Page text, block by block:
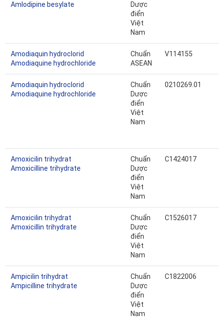
Amlodipine besylate
Dược
điển
Việt
Nam
Amodiaquin hydroclorid
Amodiaquine hydrochloride
Chuẩn
ASEAN
V114155
Amodiaquin hydroclorid
Amodiaquine hydrochloride
Chuẩn
Dược
điển
Việt
Nam
0210269.01
Amoxicilin trihydrat
Amoxicilline trihydrate
Chuẩn
Dược
điển
Việt
Nam
C1424017
Amoxicilin trihydrat
Amoxicillin trihydrate
Chuẩn
Dược
điển
Việt
Nam
C1526017
Ampicilin trihydrat
Ampicilline trihydrate
Chuẩn
Dược
điển
Việt
Nam
C1822006